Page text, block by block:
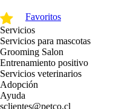
Favoritos
Servicios
Servicios para mascotas
Grooming Salon
Entrenamiento positivo
Servicios veterinarios
Adopción
Ayuda
sclientes@petco.cl